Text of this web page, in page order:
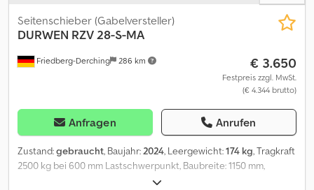
Friedberg-Derching 286 km
Seitenschieber (Gabelversteller)
DURWEN RZV 28-S-MA
€ 3.650
Festpreis zzgl. MwSt.
(€ 4.344 brutto)
Anfragen Anrufen
Zustand:gebraucht, Baujahr:2024, Leergewicht:174 kg, Tragkraft
2500 kg bei 600 mm Lastschwerpunkt, Baubreite: 1150 mm,
Öffnungsbereich: 490-1230 mm, Aufhängung: FEM2, Vorbaumaß: